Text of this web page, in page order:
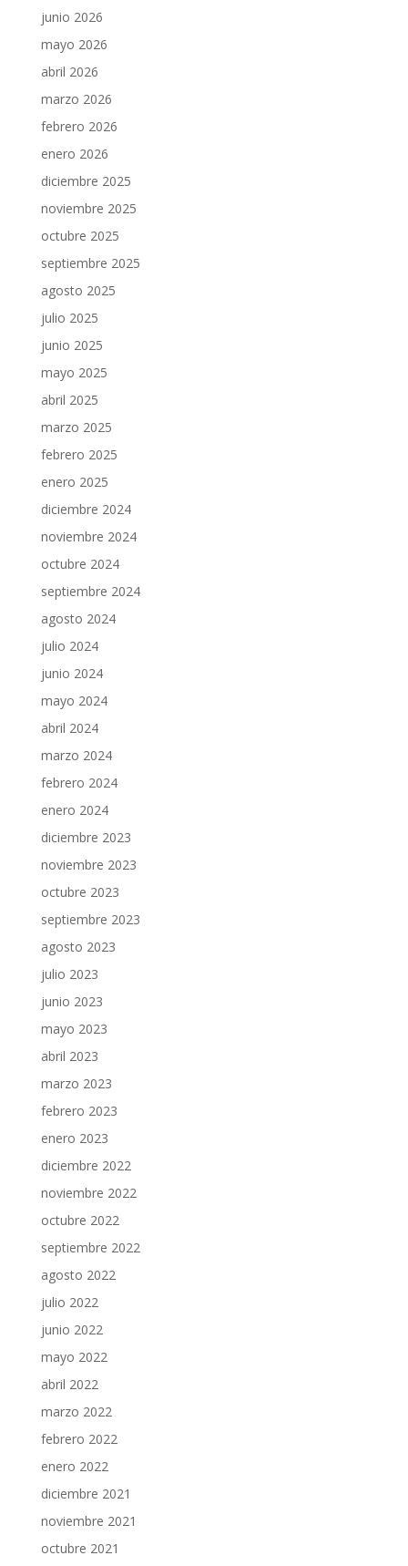
junio 2026
mayo 2026
abril 2026
marzo 2026
febrero 2026
enero 2026
diciembre 2025
noviembre 2025
octubre 2025
septiembre 2025
agosto 2025
julio 2025
junio 2025
mayo 2025
abril 2025
marzo 2025
febrero 2025
enero 2025
diciembre 2024
noviembre 2024
octubre 2024
septiembre 2024
agosto 2024
julio 2024
junio 2024
mayo 2024
abril 2024
marzo 2024
febrero 2024
enero 2024
diciembre 2023
noviembre 2023
octubre 2023
septiembre 2023
agosto 2023
julio 2023
junio 2023
mayo 2023
abril 2023
marzo 2023
febrero 2023
enero 2023
diciembre 2022
noviembre 2022
octubre 2022
septiembre 2022
agosto 2022
julio 2022
junio 2022
mayo 2022
abril 2022
marzo 2022
febrero 2022
enero 2022
diciembre 2021
noviembre 2021
octubre 2021